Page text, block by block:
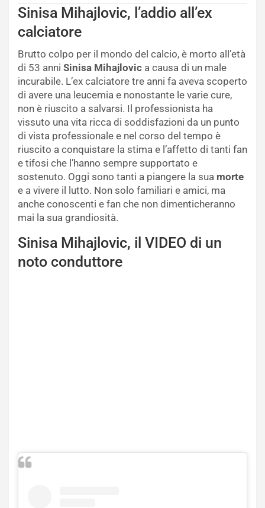
Sinisa Mihajlovic, l’addio all’ex
calciatore
Brutto colpo per il mondo del calcio, è morto all’età
di 53 anni Sinisa Mihajlovic a causa di un male
incurabile. L’ex calciatore tre anni fa aveva scoperto
di avere una leucemia e nonostante le varie cure,
non è riuscito a salvarsi. Il professionista ha
vissuto una vita ricca di soddisfazioni da un punto
di vista professionale e nel corso del tempo è
riuscito a conquistare la stima e l’affetto di tanti fan
e tifosi che l’hanno sempre supportato e
sostenuto. Oggi sono tanti a piangere la sua morte
e a vivere il lutto. Non solo familiari e amici, ma
anche conoscenti e fan che non dimenticheranno
mai la sua grandiosità.
Sinisa Mihajlovic, il VIDEO di un
noto conduttore